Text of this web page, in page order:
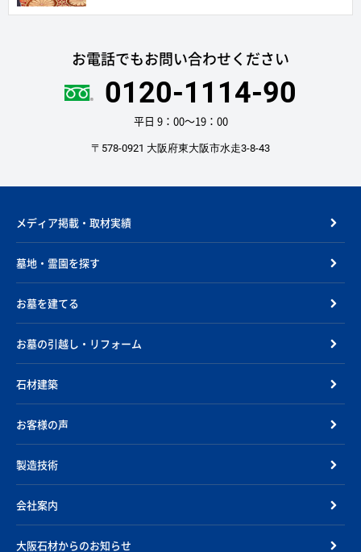
お電話でもお問い合わせください
0120-1114-90
平日 9：00〜19：00
〒578-0921 大阪府東大阪市水走3-8-43
メディア掲載・取材実績
墓地・霊園を探す
お墓を建てる
お墓の引越し・リフォーム
石材建築
お客様の声
製造技術
会社案内
大阪石材からのお知らせ